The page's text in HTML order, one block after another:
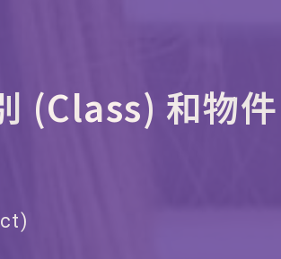
(Class) 和物